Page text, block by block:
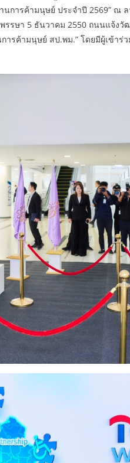
การค้ามนุษย์ ประจำปี 2569” ณ
รรษา 5 ธันวาคม 2550 ถนนแจ้ง
ารค้ามนุษย์ สป.พม.” โดยมีผู้เข้า